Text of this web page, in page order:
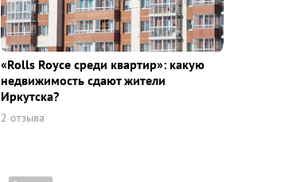
«Rolls Royce среди квaртир»: какую
недвижимость сдают жители
Иркутска?
2 отзыва